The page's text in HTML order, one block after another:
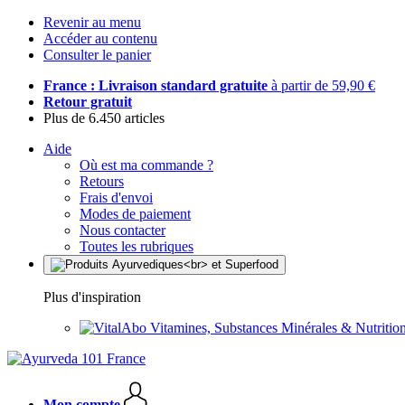
Revenir au menu
Accéder au contenu
Consulter le panier
France : Livraison standard gratuite à partir de 59,90 €
Retour gratuit
Plus de 6.450 articles
Aide
Où est ma commande ?
Retours
Frais d'envoi
Modes de paiement
Nous contacter
Toutes les rubriques
Plus d'inspiration
Vitamines, Substances Minérales &